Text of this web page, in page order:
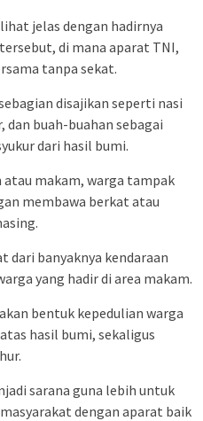
jelas dengan hadirnya
di mana aparat TNI,
tanpa sekat.
disajikan seperti nasi
buah-buahan sebagai
dari hasil bumi.
makam, warga tampak
membawa berkat atau
banyaknya kendaraan
yang hadir di area makam.
bentuk kepedulian warga
hasil bumi, sekaligus
sarana guna lebih untuk
dengan aparat baik